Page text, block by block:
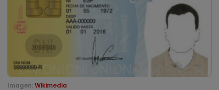
Imagen: Wikimedia